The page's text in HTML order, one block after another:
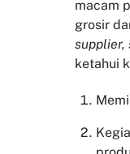
macam
grosir
supplier,
ketahui